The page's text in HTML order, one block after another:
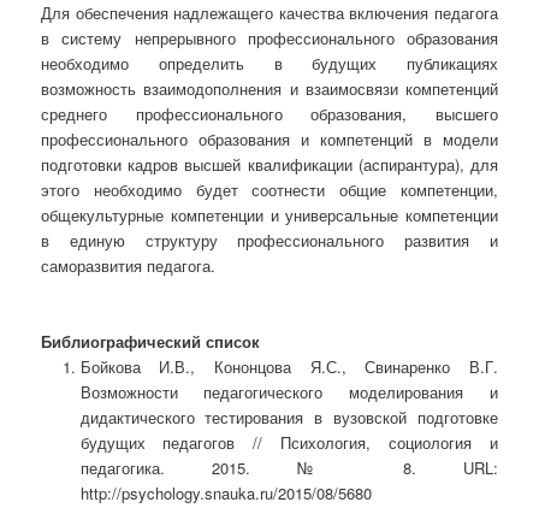
Для обеспечения надлежащего качества включения педагога
в систему непрерывного профессионального образования
необходимо определить в будущих публикациях
возможность взаимодополнения и взаимосвязи компетенций
среднего профессионального образования, высшего
профессионального образования и компетенций в модели
подготовки кадров высшей квалификации (аспирантура), для
этого необходимо будет соотнести общие компетенции,
общекультурные компетенции и универсальные компетенции
в единую структуру профессионального развития и
саморазвития педагога.
Библиографический список
Бойкова И.В., Кононцова Я.С., Свинаренко В.Г.
Возможности педагогического моделирования и
дидактического тестирования в вузовской подготовке
будущих педагогов // Психология, социология и
педагогика. 2015. № 8. URL:
http://psychology.snauka.ru/2015/08/5680